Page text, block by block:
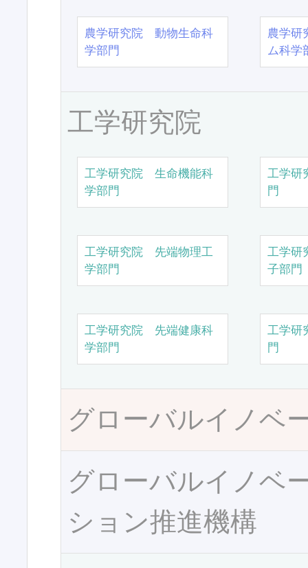
農学研究院 動物生命科
学部門
農学
ム科学
工学研究院
工学研究院 生命機能科
学部門
工学研
門
工学研究院 先端物理工
学部門
工学研
子部門
工学研究院 先端健康科
学部門
工学研
門
グローバルイノベ
グローバルイノベ
ション推進機構